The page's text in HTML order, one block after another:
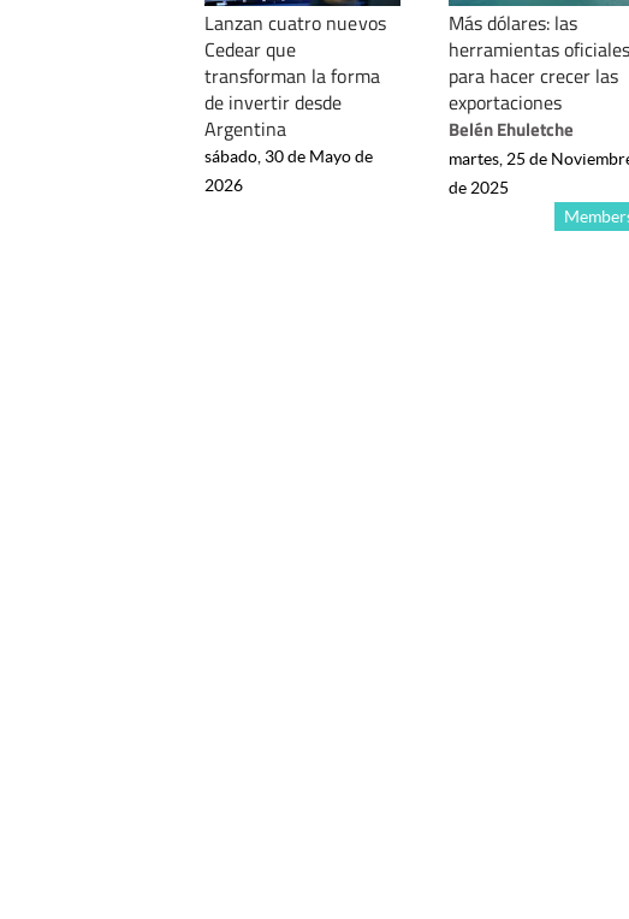
Lanzan cuatro nuevos
Cedear que
transforman la forma
de invertir desde
Argentina
sábado, 30 de Mayo de
2026
Más dólares: las
herramientas oficiales
para hacer crecer las
exportaciones
Belén Ehuletche
martes, 25 de
de 2025